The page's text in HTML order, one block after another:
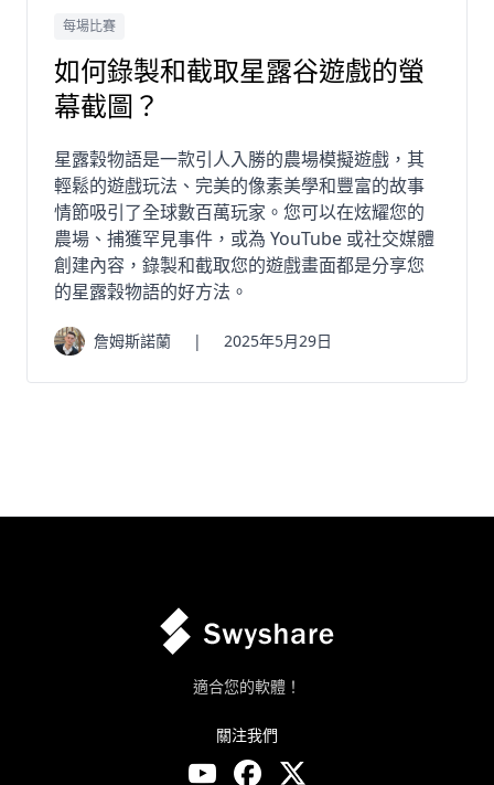
每場比賽
如何錄製和截取星露谷遊戲的螢
幕截圖？
星露穀物語是一款引人入勝的農場模擬遊戲，其
輕鬆的遊戲玩法、完美的像素美學和豐富的故事
情節吸引了全球數百萬玩家。您可以在炫耀您的
農場、捕獲罕見事件，或為 YouTube 或社交媒體
創建內容，錄製和截取您的遊戲畫面都是分享您
的星露穀物語的好方法。
詹姆斯諾蘭 | 2025年5月29日
適合您的軟體！
關注我們